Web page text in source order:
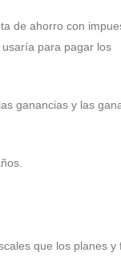
de ahorro con
para pagar los
ganancias y las
que los planes y